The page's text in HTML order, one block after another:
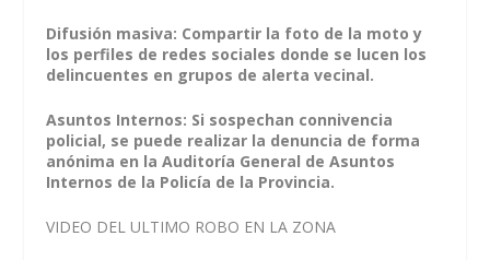
Difusión masiva: Compartir la foto de la moto y
los perfiles de redes sociales donde se lucen los
delincuentes en grupos de alerta vecinal.
Asuntos Internos: Si sospechan connivencia
policial, se puede realizar la denuncia de forma
anónima en la Auditoría General de Asuntos
Internos de la Policía de la Provincia.
VIDEO DEL ULTIMO ROBO EN LA ZONA